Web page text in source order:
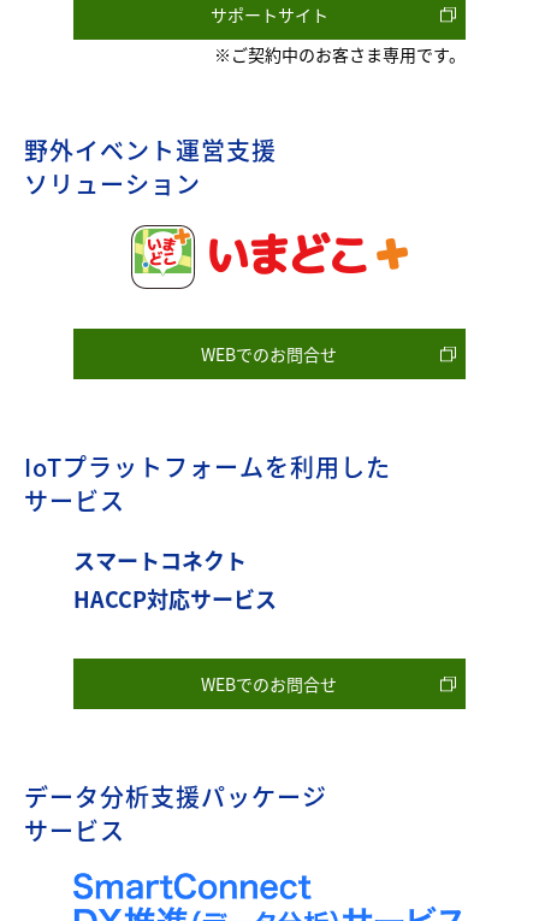
サポートサイト
※ご契約中のお客さま専用です。
野外イベント運営支援
ソリューション
WEBでのお問合せ
IoTプラットフォームを利用した
サービス
スマートコネクト
HACCP対応サービス
WEBでのお問合せ
データ分析支援パッケージ
サービス